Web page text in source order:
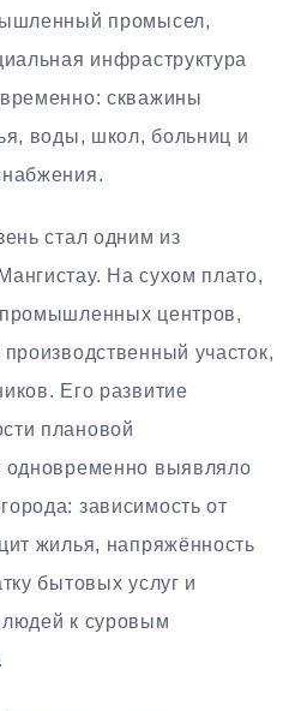
промысел,
инфраструктура
скважины
воды, школ, больниц и
стал одним из
На сухом плато,
центров,
участок,
Его развитие
плановой
одновременно выявляло
зависимость от
жилья, напряжённость
бытовых услуг и
к суровым